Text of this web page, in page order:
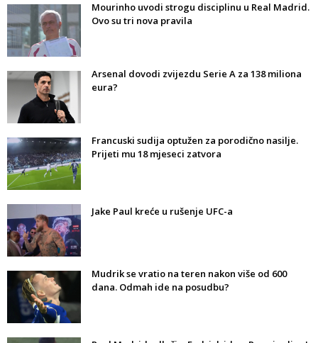
Mourinho uvodi strogu disciplinu u Real Madrid.
Ovo su tri nova pravila
Arsenal dovodi zvijezdu Serie A za 138 miliona
eura?
Francuski sudija optužen za porodično nasilje.
Prijeti mu 18 mjeseci zatvora
Jake Paul kreće u rušenje UFC-a
Mudrik se vratio na teren nakon više od 600
dana. Odmah ide na posudbu?